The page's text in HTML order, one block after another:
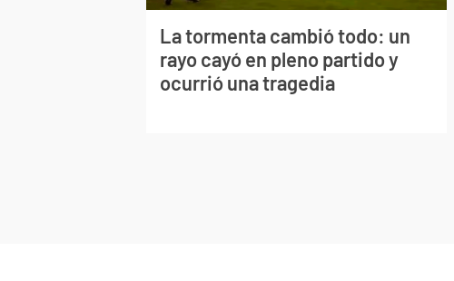
La tormenta cambió todo: un
rayo cayó en pleno partido y
ocurrió una tragedia